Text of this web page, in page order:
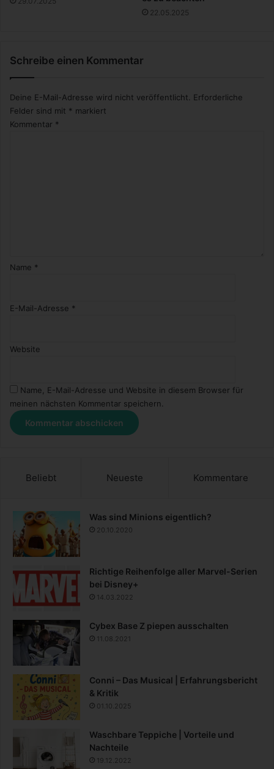
r
k
22.05.2025
Schreibe einen Kommentar
Deine E-Mail-Adresse wird nicht veröffentlicht.
Erforderliche
Felder sind mit * markiert
Kommentar *
Name *
E-Mail-Adresse *
Website
Name, E-Mail-Adresse und Website in diesem Browser für
meinen nächsten Kommentar speichern.
Beliebt Neueste Kommentare
Was sind Minions eigentlich?
20.10.2020
Richtige Reihenfolge aller Marvel-Serien
bei Disney+
14.03.2022
Cybex Base Z piepen ausschalten
11.08.2021
Conni – Das Musical | Erfahrungsbericht
& Kritik
01.10.2025
Waschbare Teppiche | Vorteile und
Nachteile
19.12.2022